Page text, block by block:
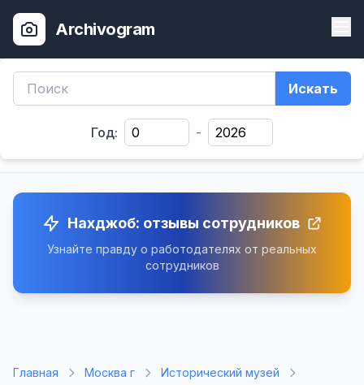
Archivogram
Искать
Год: -
Нахджоб: отзывы сотрудников
Узнайте правду о работодателях от реальных
сотрудников
Главная Москва г Исторический музей